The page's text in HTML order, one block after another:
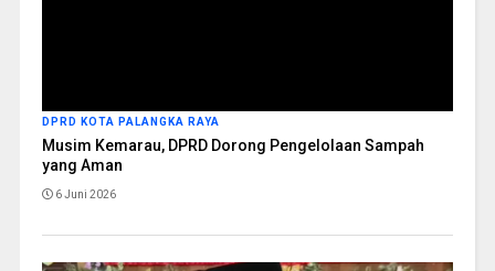
DPRD KOTA PALANGKA RAYA
Musim Kemarau, DPRD Dorong Pengelolaan Sampah
yang Aman
6 Juni 2026